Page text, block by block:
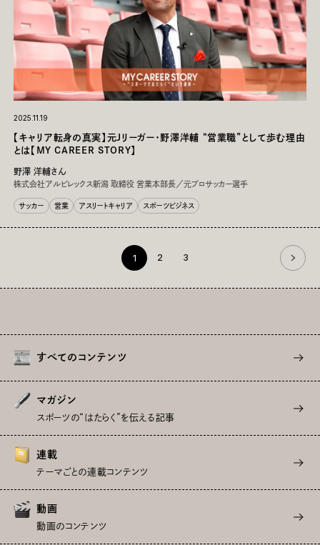
2025.11.19
【キャリア転身の真実】元Jリーガー・野澤洋輔 “営業職”として歩む理由
とは【MY CAREER STORY】
野澤 洋輔さん
株式会社アルビレックス新潟 取締役 営業本部長／元プロサッカー選手
サッカー 営業 アスリートキャリア スポーツビジネス
1 2 3
すべてのコンテンツ
マガジン
スポーツの“はたらく”を伝える記事
連載
テーマごとの連載コンテンツ
動画
動画のコンテンツ